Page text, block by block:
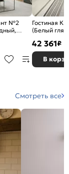
№2
Гостиная
(Белый
42 361₽
В
Смотреть все